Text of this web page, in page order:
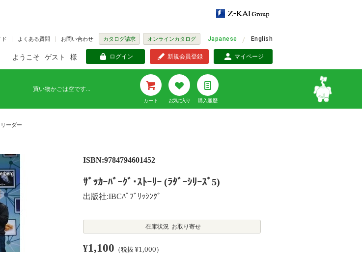
ド よくある質問 お問い合わせ カタログ請求 オンラインカタログ Japanese English
ようこそ ゲスト 様 ログイン 新規会員登録 マイページ
買い物かごは空です...
カート お気に入り 購入履歴
ーダー
ISBN:9784794601452
ｻﾞｯｶｰﾊﾞｰｸﾞ･ｽﾄｰﾘｰ (ﾗﾀﾞｰｼﾘｰｽﾞ5)
出版社:IBCﾊﾟﾌﾞﾘｯｼﾝｸﾞ
在庫状況 お取り寄せ
¥1,100 （税抜 ¥1,000 ）